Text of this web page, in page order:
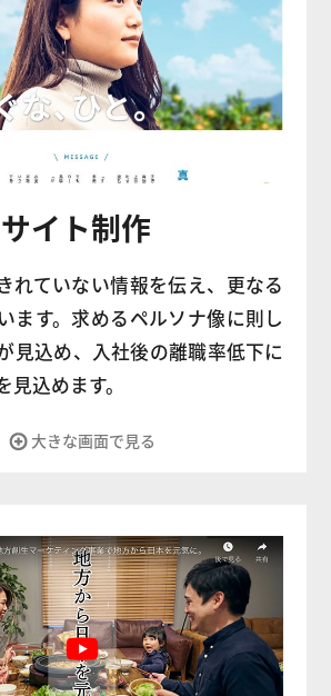
イト制作
れていない情報を伝え、更なる
ます。求めるペルソナ像に則し
見込め、入社後の離職率低下に
込めます。
大きな画面で見る